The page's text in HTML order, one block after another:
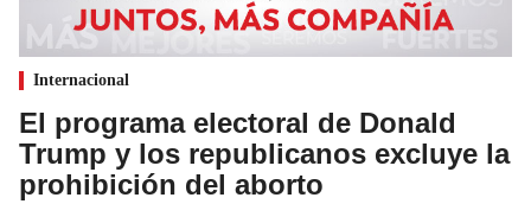
Internacional
El programa electoral de Donald
Trump y los republicanos excluye la
prohibición del aborto